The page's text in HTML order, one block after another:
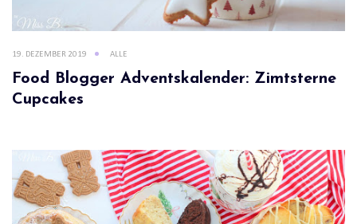
19. DEZEMBER 2019 ALLE
Food Blogger Adventskalender: Zimtsterne
Cupcakes